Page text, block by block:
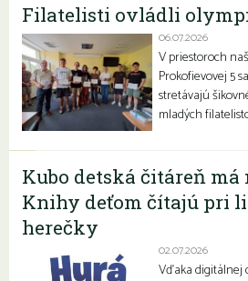
Filatelisti ovládli
06.07.2026
V priestoroch
Prokofievovej 5
stretávajú
mladých
Kubo detská čitáreň
Knihy deťom čítajú pri
herečky
02.07.2026
Vďaka digitálnej